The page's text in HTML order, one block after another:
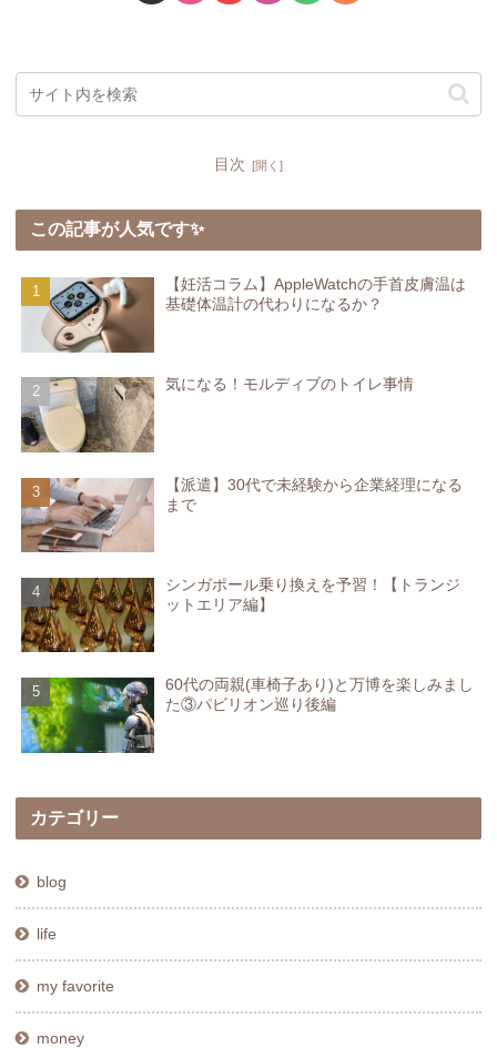
目次
この記事が人気です✨
【妊活コラム】AppleWatchの手首皮膚温は
基礎体温計の代わりになるか？
気になる！モルディブのトイレ事情
【派遣】30代で未経験から企業経理になる
まで
シンガポール乗り換えを予習！【トランジ
ットエリア編】
60代の両親(車椅子あり)と万博を楽しみまし
た③パビリオン巡り後編
カテゴリー
blog
life
my favorite
money